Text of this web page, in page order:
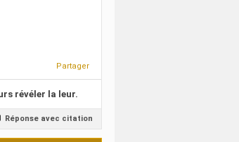
Partager
révéler la leur.
Réponse avec citation